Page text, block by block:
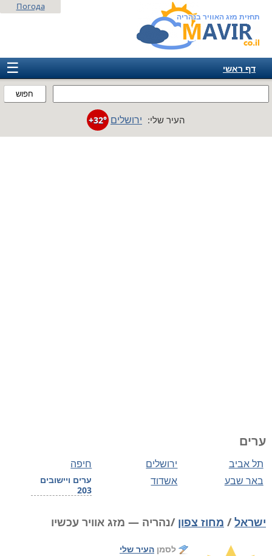
תחזית מזג האוויר בנהריה
חפוש
Погода
☰
דף ראשי
אמריקה
העיר שלי: ירושלים +32°
ערים
חיפה ירושלים תל אביב
ערים ויישובים
203
אשדוד באר שבע
ישראל/ מחוז צפון /נהריה — מזג אוויר עכשיו
לסמן העיר שלי